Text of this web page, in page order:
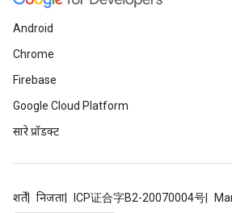
Android
Chrome
Firebase
Google Cloud Platform
सारे प्रॉडक्ट
शर्तें निजता ICP证合字B2-20070004号